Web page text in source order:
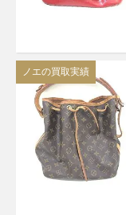
ノエの買取実績